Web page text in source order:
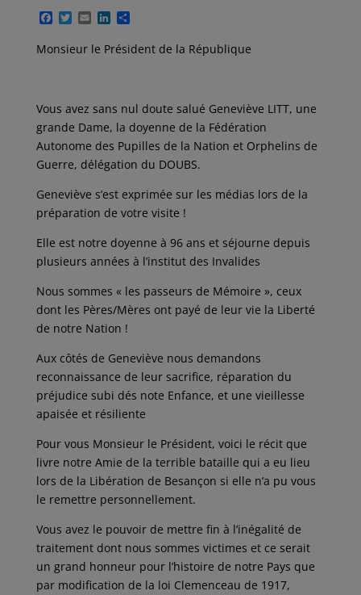
F
c
e
k
T
i
t
E
a
i
L
n
k
n
P
r
t
r
Monsieur le Président de la République
Vous avez sans nul doute salué Geneviève LITT, une
grande Dame, la doyenne de la Fédération
Autonome des Pupilles de la Nation et Orphelins de
Guerre, délégation du DOUBS.
Geneviève s’est exprimée sur les médias lors de la
préparation de votre visite !
Elle est notre doyenne à 96 ans et séjourne depuis
plusieurs années à l’institut des Invalides
Nous sommes « les passeurs de Mémoire », ceux
dont les Pères/Mères ont payé de leur vie la Liberté
de notre Nation !
Aux côtés de Geneviève nous demandons
reconnaissance de leur sacrifice, réparation du
préjudice subi dés note Enfance, et une vieillesse
apaisée et résiliente
Pour vous Monsieur le Président, voici le récit que
livre notre Amie de la terrible bataille qui a eu lieu
lors de la Libération de Besançon si elle n’a pu vous
le remettre personnellement.
Vous avez le pouvoir de mettre fin à l’inégalité de
traitement dont nous sommes victimes et ce serait
un grand honneur pour l’histoire de notre Pays que
par modification de la loi Clemenceau de 1917,